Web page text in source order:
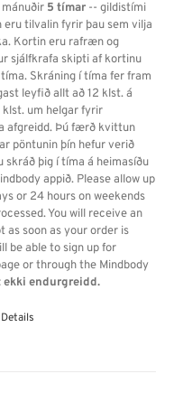
5 tímar -- gildistími
tilvalin fyrir þau sem vilja
Kortin eru rafræn og
sjálfkrafa skipti af kortinu
Skráning í tíma fer fram
leyfið allt að 12 klst. á
um helgar fyrir
afgreidd. Þú færð kvittun
pöntunin þín hefur verið
skráð þig í tíma á heimasíðu
appið. Please allow up
or 24 hours on weekends
You will receive an
as soon as your order is
be able to sign up for
or through the Mindbody
endurgreidd.
Details